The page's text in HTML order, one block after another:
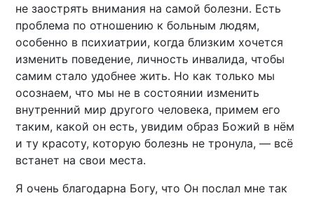
не заострять внимания на самой болезни. Есть
проблема по отношению к больным людям,
особенно в психиатрии, когда близким хочется
изменить поведение, личность инвалида, чтобы
самим стало удобнее жить. Но как только мы
осознаем, что мы не в состоянии изменить
внутренний мир другого человека, примем его
таким, какой он есть, увидим образ Божий в нём
и ту красоту, которую болезнь не тронула, — всё
встанет на свои места.
Я очень благодарна Богу, что Он послал мне так